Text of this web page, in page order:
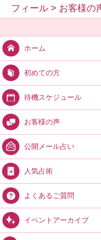
フィール > お客様の
ホーム
初めての方
待機スケジュール
お客様の声
公開メール占い
人気占術
よくあるご質問
イベントアーカイブ